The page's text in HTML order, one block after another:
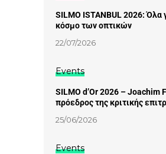
SILMO ISTANBUL 2026: Όλα
κόσμο των οπτικών
22/07/2026
Events
SILMO d’Or 2026 – Joachim
πρόεδρος της κριτικής
25/06/2026
Events